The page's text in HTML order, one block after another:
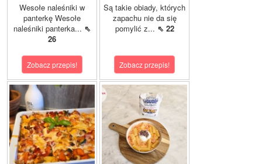
Wesołe naleśniki w
panterkę Wesołe
naleśniki panterka... ⇖
26
Zobacz przepis!
Są takie obiady, których
zapachu nie da się
pomylić z... ⇖ 22
Zobacz przepis!